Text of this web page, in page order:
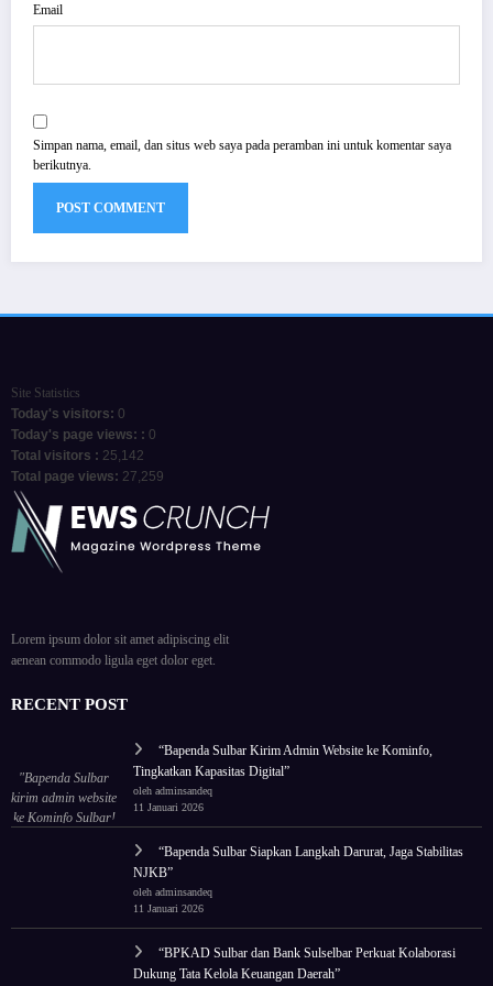
Email
Simpan nama, email, dan situs web saya pada peramban ini untuk komentar saya
berikutnya.
Site Statistics
Today's visitors: 0
Today's page views: : 0
Total visitors : 25,142
Total page views: 27,259
Lorem ipsum dolor sit amet adipiscing elit
aenean commodo ligula eget dolor eget.
RECENT POST
"Bapenda Sulbar
kirim admin website
ke Kominfo Sulbar!
“Bapenda Sulbar Kirim Admin Website ke Kominfo,
Tingkatkan Kapasitas Digital”
oleh adminsandeq
11 Januari 2026
“Bapenda Sulbar Siapkan Langkah Darurat, Jaga Stabilitas
NJKB”
oleh adminsandeq
11 Januari 2026
“BPKAD Sulbar dan Bank Sulselbar Perkuat Kolaborasi
Dukung Tata Kelola Keuangan Daerah”